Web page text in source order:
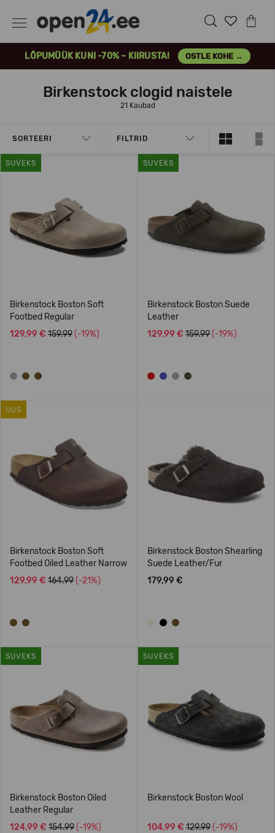
LÕPUMÜÜK KUNI -70% – KIIRUSTA! OSTLE KOHE →
Birkenstock clogid naistele
21 Kaubad
SORTEERI FILTRID
SUVEKS
Birkenstock Boston Soft
Footbed Regular
129,99 € 159.99 (-19%)
SUVEKS
Birkenstock Boston Suede
Leather
129,99 € 159.99 (-19%)
UUS
Birkenstock Boston Soft
Footbed Oiled Leather Narrow
129,99 € 164.99 (-21%)
Birkenstock Boston Shearling
Suede Leather/Fur
179,99 €
SUVEKS
Birkenstock Boston Oiled
Leather Regular
124,99 € 154.99 (-19%)
SUVEKS
Birkenstock Boston Wool
104,99 € 129.99 (-19%)